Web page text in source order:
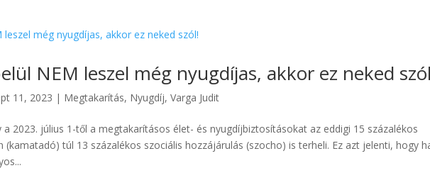
NEM leszel még nyugdíjas, akkor ez neked
11, 2023 | Megtakarítás, Nyugdíj,Varga Judit
2023. július 1-től a megtakarításos élet- és nyugdíjbiztosításokat az eddigi 15 százalékos
(kamatadó) túl 13 százalékos szociális hozzájárulás (szocho) is terheli. Ez azt jelenti, hogy